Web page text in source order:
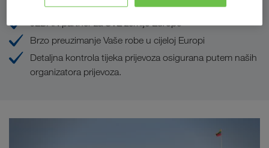
JEDAN partner za SVE zemlje Europe
Brzo preuzimanje Vaše robe u cijeloj Europi
Detaljna kontrola tijeka prijevoza osigurana putem naših
organizatora prijevoza.